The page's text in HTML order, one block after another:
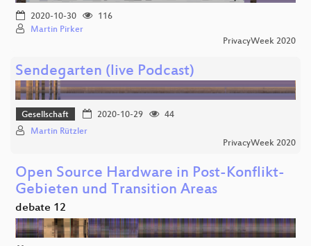
2020-10-30
116
Martin Pirker
PrivacyWeek 2020
Sendegarten (live Podcast)
Gesellschaft 2020-10-29
44
Martin Rützler
PrivacyWeek 2020
Open Source Hardware in Post-Konflikt-
Gebieten und Transition Areas
debate 12